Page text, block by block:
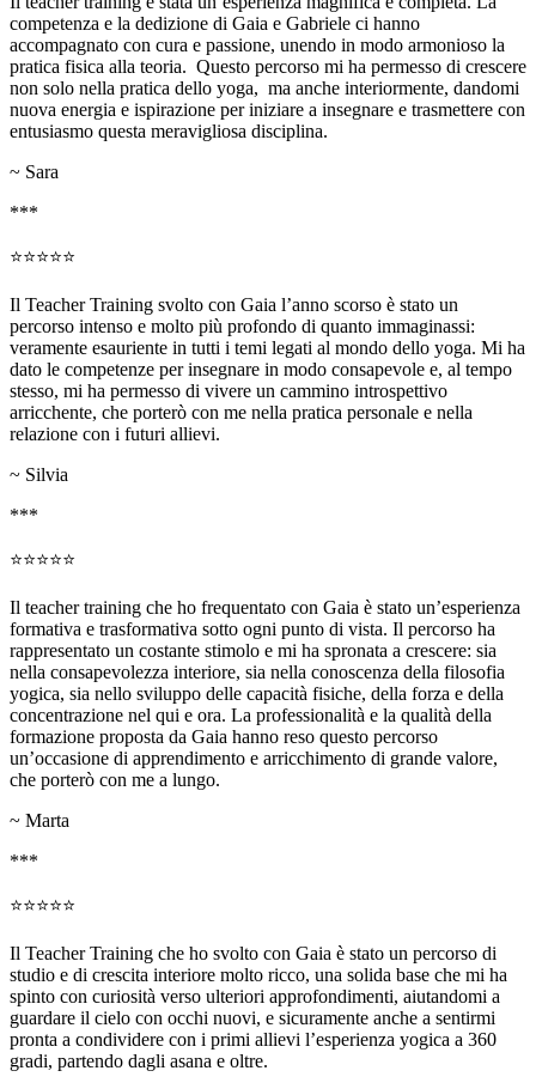
competenza e la dedizione di Gaia e Gabriele ci hanno
accompagnato con cura e passione, unendo in modo armonioso la
pratica fisica alla teoria. Questo percorso mi ha permesso di crescere
non solo nella pratica dello yoga, ma anche interiormente, dandomi
nuova energia e ispirazione per iniziare a insegnare e trasmettere con
entusiasmo questa meravigliosa disciplina.
~ Sara
***
⭐⭐⭐⭐⭐
Il Teacher Training svolto con Gaia l’anno scorso è stato un
percorso intenso e molto più profondo di quanto immaginassi:
veramente esauriente in tutti i temi legati al mondo dello yoga. Mi ha
dato le competenze per insegnare in modo consapevole e, al tempo
stesso, mi ha permesso di vivere un cammino introspettivo
arricchente, che porterò con me nella pratica personale e nella
relazione con i futuri allievi.
~ Silvia
***
⭐⭐⭐⭐⭐
Il teacher training che ho frequentato con Gaia è stato un’esperienza
formativa e trasformativa sotto ogni punto di vista. Il percorso ha
rappresentato un costante stimolo e mi ha spronata a crescere: sia
nella consapevolezza interiore, sia nella conoscenza della filosofia
yogica, sia nello sviluppo delle capacità fisiche, della forza e della
concentrazione nel qui e ora. La professionalità e la qualità della
formazione proposta da Gaia hanno reso questo percorso
un’occasione di apprendimento e arricchimento di grande valore,
che porterò con me a lungo.
~ Marta
***
⭐⭐⭐⭐⭐
Il Teacher Training che ho svolto con Gaia è stato un percorso di
studio e di crescita interiore molto ricco, una solida base che mi ha
spinto con curiosità verso ulteriori approfondimenti, aiutandomi a
guardare il cielo con occhi nuovi, e sicuramente anche a sentirmi
pronta a condividere con i primi allievi l’esperienza yogica a 360
gradi, partendo dagli asana e oltre.